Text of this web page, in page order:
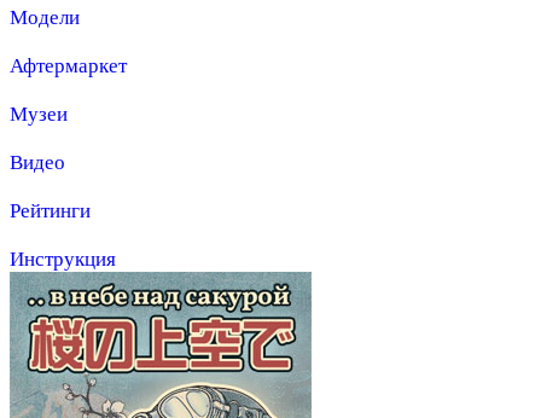
Модели
Афтермаркет
Музеи
Видео
Рейтинги
Инструкция